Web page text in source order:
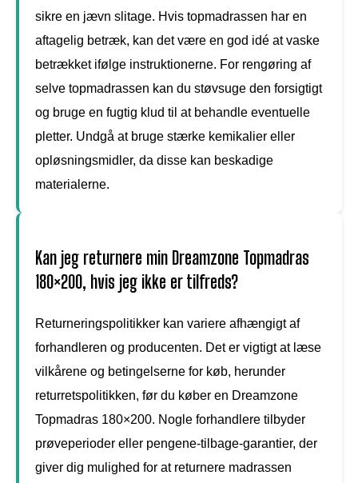
sikre en jævn slitage. Hvis topmadrassen har en
aftagelig betræk, kan det være en god idé at vaske
betrækket ifølge instruktionerne. For rengøring af
selve topmadrassen kan du støvsuge den forsigtigt
og bruge en fugtig klud til at behandle eventuelle
pletter. Undgå at bruge stærke kemikalier eller
opløsningsmidler, da disse kan beskadige
materialerne.
Kan jeg returnere min Dreamzone Topmadras
180×200, hvis jeg ikke er tilfreds?
Returneringspolitikker kan variere afhængigt af
forhandleren og producenten. Det er vigtigt at læse
vilkårene og betingelserne for køb, herunder
returretspolitikken, før du køber en Dreamzone
Topmadras 180×200. Nogle forhandlere tilbyder
prøveperioder eller pengene-tilbage-garantier, der
giver dig mulighed for at returnere madrassen